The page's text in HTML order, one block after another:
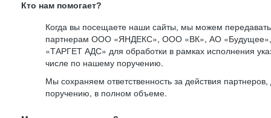
Кто нам помогает?
Когда вы посещаете наши сайты, мы можем
партнерам ООО «ЯНДЕКС», ООО «ВК», АО
«ТАРГЕТ АДС» для обработки в рамках исполнения
числе по нашему поручению.
Мы сохраняем ответственность за действия
поручению, в полном объеме.